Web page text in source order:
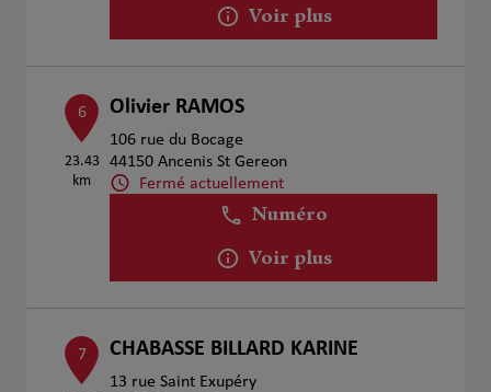
Voir plus
6
23.43
km
Olivier RAMOS
106 rue du Bocage
44150 Ancenis St Gereon
Fermé actuellement
Numéro
Voir plus
7 CHABASSE BILLARD KARINE
13 rue Saint Exupéry